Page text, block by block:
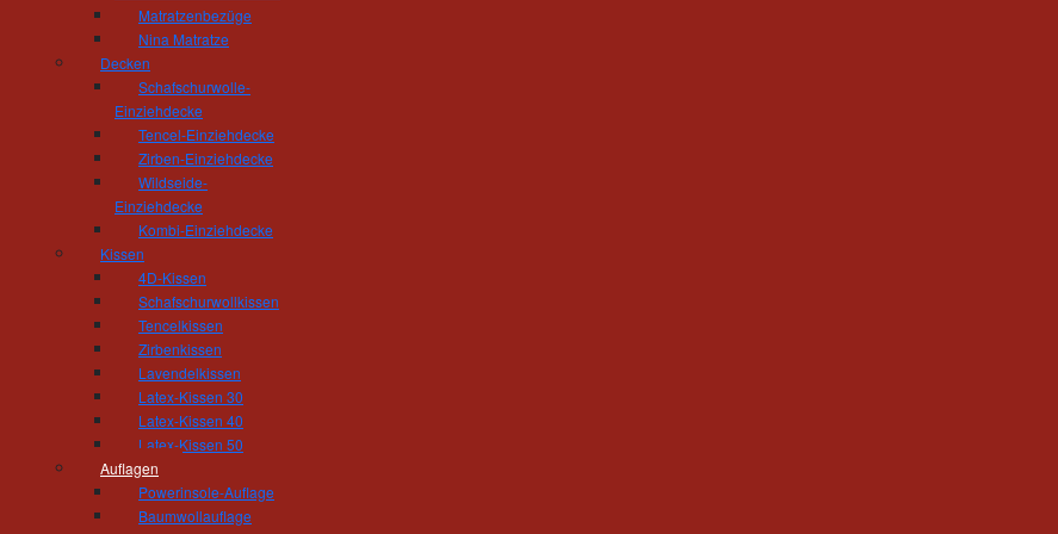
Matratzenbezüge
Nina Matratze
Decken
Schafschurwolle-
Einziehdecke
Tencel-Einziehdecke
Zirben-Einziehdecke
Wildseide-
Einziehdecke
Kombi-Einziehdecke
Kissen
4D-Kissen
Schafschurwollkissen
Tencelkissen
Zirbenkissen
Lavendelkissen
Latex-Kissen 30
Latex-Kissen 40
Latex-Kissen 50
Auflagen
Powerinsole-Auflage
Baumwollauflage
Tischlerei und Treppenbau Hösel
Inhaber Gert Hösel
Hainstrasse 11
Telefon: 03722 - 85 159
Fax: 03722 - 85 150
mail(at)tischlerei-hoesel.de
Öffnungszeiten Wohnausstellung:
Freitag 10:00 - 16:00 Uhr
und nach Vereinbarung
Öffnungszeiten Werkstatt:
Montag - Donnerstag 06.30 - 16.00 Uhr
Freitag 06:30 - 14:00 Uhr